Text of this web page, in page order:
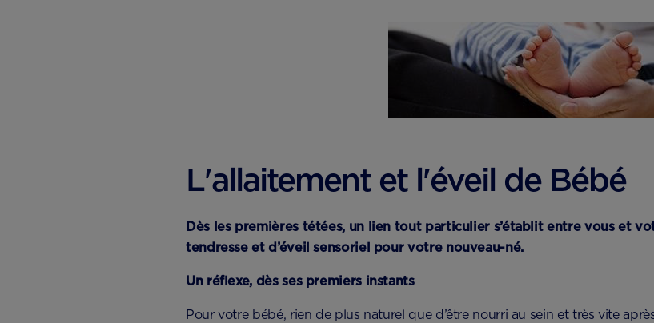
L'allaitement et l'éveil de Bébé
Dès les premières tétées, un lien tout particulier s’établit entre vous et
tendresse et d’éveil sensoriel pour votre nouveau-né.
Un réflexe, dès ses premiers instants
Pour votre bébé, rien de plus naturel que d’être nourri au sein et très vite